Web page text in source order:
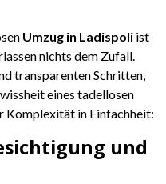
Umzug in Ladispoli ist
nichts dem Zufall.
transparenten Schritten,
eines tadellosen
Komplexität in Einfachheit:
und